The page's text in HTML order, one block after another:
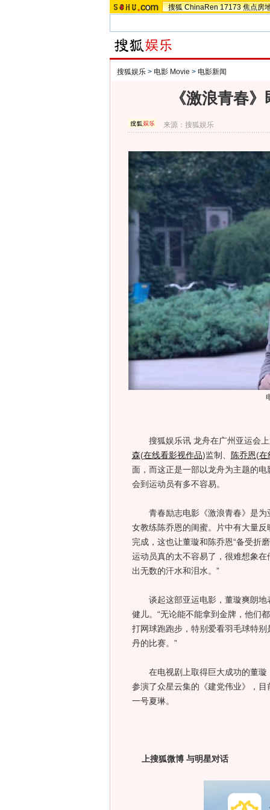
搜狐 ChinaRen 17173 焦点房
搜狐娱乐 > 电影 Movie > 电影新闻
《激浪青春
来源：搜狐娱乐
搜狐娱乐讯 龙舟在广州亚运会上
森(在线看影视作品)监制、 陈乔恩(在
面，而这正是一部以龙舟为主题的
会到运动员有多不容易。
青春励志电影《激浪青春》是为
女教练陈乔恩的闺蜜。片中有大量
完成，这也让董璇和陈乔恩“备受折
运动员真的太不容易了，很难想象
出无数的汗水和泪水。”
谈起这部亚运电影，董璇爽朗地
健儿。“无论能不能拿到金牌，他们
打网球跑跑步，特别爱看羽毛球特
丹的比赛。”
在电视剧上取得巨大成功的董璇
参演了众星云集的《建党伟业》，
一号夏琳。
上搜狐微博 与明星对话